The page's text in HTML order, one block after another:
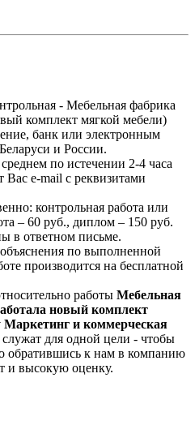
- Мебельная фабрика
комплект мягкой мебели)
банк или электронным
и России.
по истечении 2-4 часа
e-mail с реквизитами
контрольная работа или
– 60 руб., диплом – 150 руб.
в ответном письме.
по выполненной
производится на бесплатной
работы Мебельная
новый комплект
Маркетинг и коммерческая
для одной цели - чтобы
обратившись к нам в компанию
и высокую оценку.